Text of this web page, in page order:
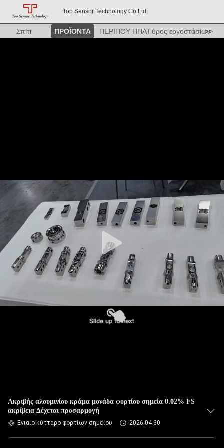
Top Sensor Technology Co.Ltd
Σπίτι ΠΡΟΪΟΝΤΑ ΠΕΡΙΠΟΥ ΗΠΑΓύρος εργοστασίων
>>
Ακριβής αλουμινίου κράμα μονάδα φορτίου σημεία 0.02% FS
ακρίβεια Δέχεται προσαρμογή
Ενιαίο κύτταρο φορτίων σημείου 2026-04-30